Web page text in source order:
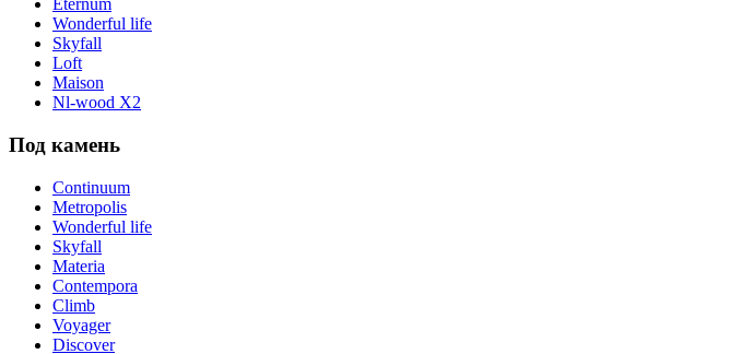
Eternum
Wonderful life
Skyfall
Loft
Maison
Nl-wood X2
Под камень
Continuum
Metropolis
Wonderful life
Skyfall
Materia
Contempora
Climb
Voyager
Discover